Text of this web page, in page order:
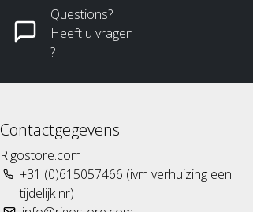
Questions?
Heeft u vragen
?
Contactgegevens
Rigostore.com
+31 (0)615057466 (ivm verhuizing een
tijdelijk nr)